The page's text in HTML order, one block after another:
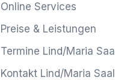
Online Services
Preise & Leistungen
Termine Lind/Maria Saal
Kontakt Lind/Maria Saal